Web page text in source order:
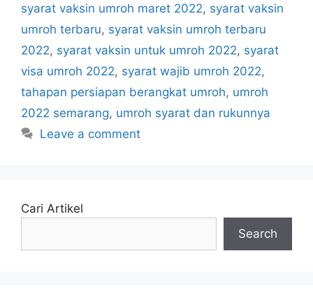
syarat vaksin umroh maret 2022, syarat vaksin
umroh terbaru, syarat vaksin umroh terbaru
2022, syarat vaksin untuk umroh 2022, syarat
visa umroh 2022, syarat wajib umroh 2022,
tahapan persiapan berangkat umroh, umroh
2022 semarang, umroh syarat dan rukunnya
Leave a comment
Cari Artikel
Search